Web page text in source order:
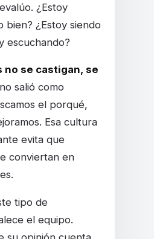
¿Estoy
bien? ¿Estoy siendo
escuchando?
no se castigan, se
salió como
el porqué,
Esa cultura
evita que
conviertan en
tipo de
el equipo.